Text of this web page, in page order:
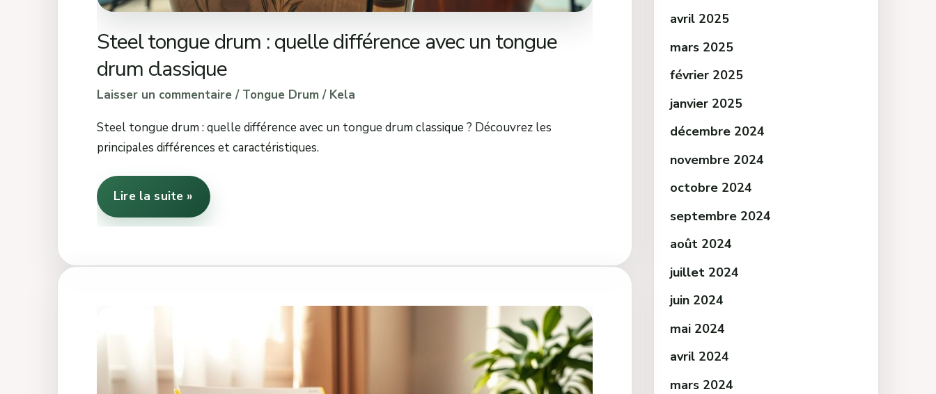
Steel tongue drum : quelle différence avec un tongue
drum classique
Laisser un commentaire / Tongue Drum/ Kela
Steel tongue drum : quelle différence avec un tongue drum classique ? Découvrez les
principales différences et caractéristiques.
Lire la suite »
:
avril 2025
mars 2025
février 2025
janvier 2025
décembre 2024
novembre 2024
octobre 2024
septembre 2024
août 2024
juillet 2024
juin 2024
mai 2024
avril 2024
mars 2024